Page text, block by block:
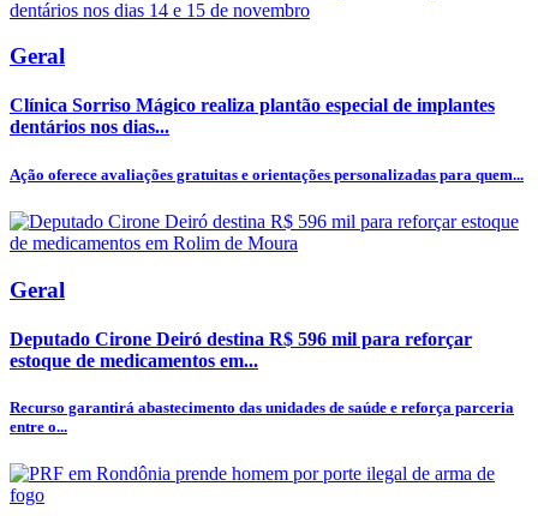
Geral
Clínica Sorriso Mágico realiza plantão especial de implantes
dentários nos dias...
Ação oferece avaliações gratuitas e orientações personalizadas para quem...
Geral
Deputado Cirone Deiró destina R$ 596 mil para reforçar
estoque de medicamentos em...
Recurso garantirá abastecimento das unidades de saúde e reforça parceria
entre o...